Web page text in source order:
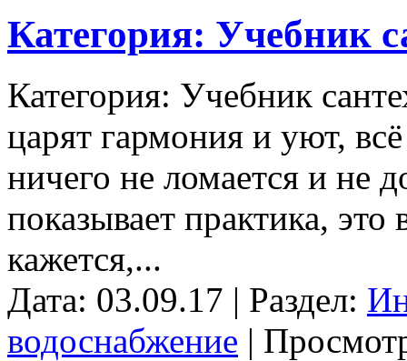
Категория: Учебник
Категория: Учебник
царят гармония и уют,
ничего не ломается и не
показывает практика,
кажется,...
Дата: 03.09.17 | Раздел:
водоснабжение |